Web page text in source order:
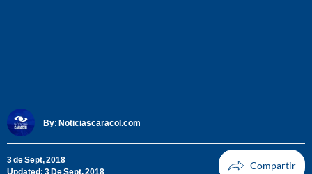
By: Noticiascaracol.com
3 de Sept, 2018
Updated: 3 De Sept, 2018